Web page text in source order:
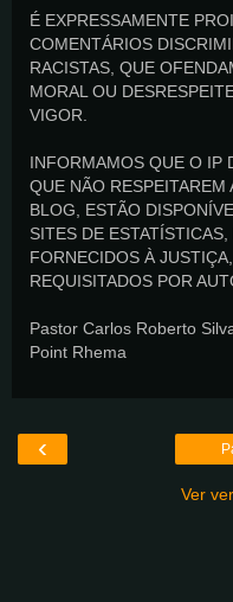
É EXPRESSAMENTE
COMENTÁRIOS
RACISTAS, QUE
MORAL OU
VIGOR.
INFORMAMOS QUE O IP
QUE NÃO RESPEITAREM
BLOG, ESTÃO
SITES DE
FORNECIDOS À
REQUISITADOS POR
Pastor Carlos Roberto
Point Rhema
‹
Ver